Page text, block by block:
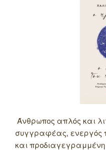
Άνθρωπος απλός και
συγγραφέας, ενεργός
και προδιαγεγραμμένη